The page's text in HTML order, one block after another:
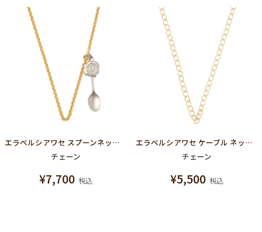
エラベルシアワセ スプーンネックレスチェーン
チェーン
¥7,700 税込
エラベルシアワセ ケーブル ネックレス チェーン（マットゴールド）
チェーン
¥5,500 税込